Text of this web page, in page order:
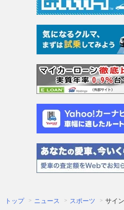
トップ ニュース スポーツ サイ